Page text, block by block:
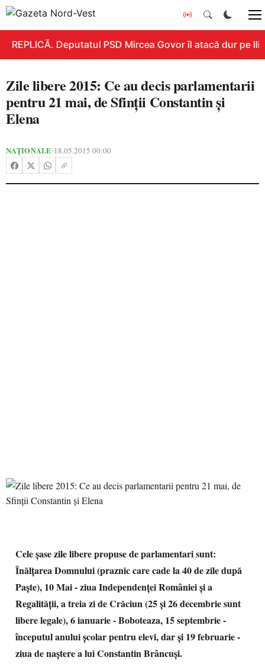
REPLICĂ. Deputatul PSD Mircea Govor îl atacă dur pe
Zile libere 2015: Ce au decis parlamentarii
pentru 21 mai, de Sfinții Constantin și
Elena
NAȚIONALE•18.05.2015 00:00
Cele şase zile libere propuse de parlamentari sunt:
Înălţarea Domnului (praznic care cade la 40 de zile după
Paşte), 10 Mai - ziua Independenţei României şi a
Regalităţii, a treia zi de Crăciun (25 şi 26 decembrie sunt
libere legale), 6 ianuarie - Boboteaza, 15 septembrie -
începutul anului şcolar pentru elevi, dar şi 19 februarie -
ziua de naştere a lui Constantin Brâncuşi.